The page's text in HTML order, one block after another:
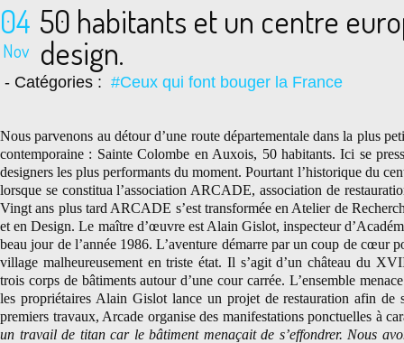
04
Nov
50 habitants et un centre
design.
- Catégories : #Ceux qui font bouger la France
Nous parvenons au détour d’une route départementale dans la plus
contemporaine : Sainte Colombe en Auxois, 50 habitants. Ici se
designers les plus performants du moment. Pourtant l’historique du
lorsque se constitua l’association ARCADE, association de
Vingt ans plus tard ARCADE s’est transformée en Atelier de
et en Design. Le maître d’œuvre est Alain Gislot, inspecteur
beau jour de l’année 1986. L’aventure démarre par un coup de cœur
village malheureusement en triste état. Il s’agit d’un château du
trois corps de bâtiments autour d’une cour carrée. L’ensemble
les propriétaires Alain Gislot lance un projet de restauration afin de
premiers travaux, Arcade organise des manifestations ponctuelles à
un travail de titan car le bâtiment menaçait de s’effondrer. Nous